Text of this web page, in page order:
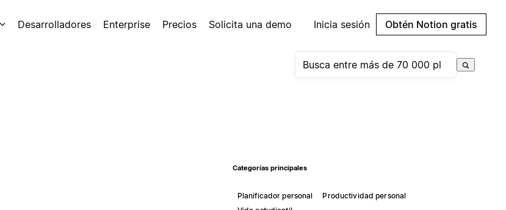
Desarrolladores Enterprise Precios Solicita una demo Inicia sesión Obtén Notion gratis
Categorías principales
Planificador personal
Productividad personal